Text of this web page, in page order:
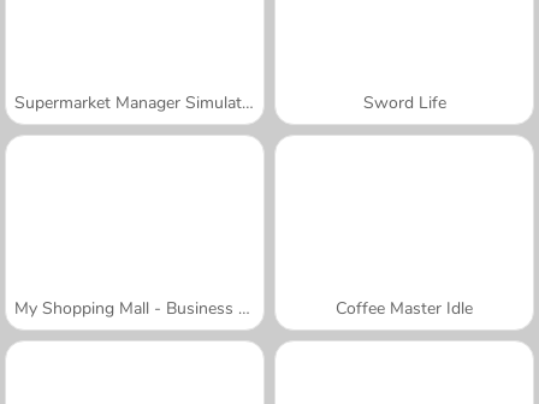
Supermarket Manager Simulator Sword Life
My Shopping Mall - Business Clicker Coffee Master Idle